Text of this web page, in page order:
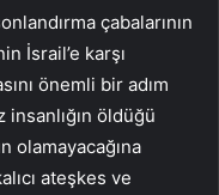
çabalarının
İsrail’e karşı
önemli bir adım
öldüğü
olamayacağına
ateşkes ve